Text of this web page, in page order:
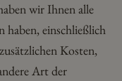
wir Ihnen alle
haben, einschließlich
Kosten,
Art der